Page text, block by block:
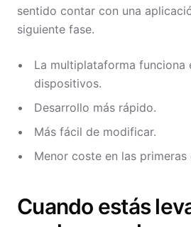
sentido contar con una
siguiente fase.
La multiplataforma funciona
dispositivos.
Desarrollo más rápido.
Más fácil de modificar.
Menor coste en las primeras
Cuando estás